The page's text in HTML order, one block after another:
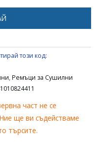
този код:
,Ремъци за Сушилни
част не се
ще ви съдействаме
търсите.